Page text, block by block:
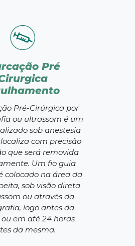
Pré
Pré-Cirúrgica por
ou ultrassom é um
sob anestesia
com precisão
que será removida
Um fio guia
colocado na área da
sob visão direta
ou através da
logo antes da
em até 24 horas
da mesma.